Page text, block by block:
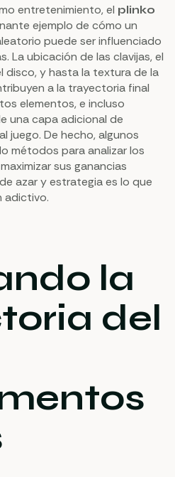
entretenimiento, el plinko
ejemplo de cómo un
puede ser influenciado
La ubicación de las clavijas, el
disco, y hasta la textura de la
a la trayectoria final
elementos, e incluso
una capa adicional de
juego. De hecho, algunos
métodos para analizar los
sus ganancias
azar y estrategia es lo que
adictivo.
la
del